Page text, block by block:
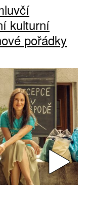
kulturní
pořádky